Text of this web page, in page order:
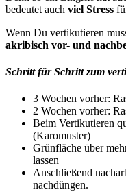
bedeutet auch viel Stress
Wenn Du vertikutieren
akribisch vor- und
Schritt für Schritt zum
3 Wochen vorher:
2 Wochen vorher:
Beim Vertikutieren
(Karomuster)
Grünfläche über
lassen
Anschließend
nachdüngen.